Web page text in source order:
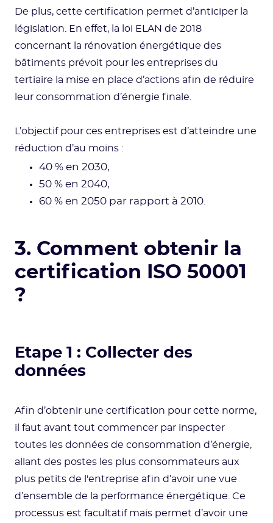
De plus, cette certification permet d’anticiper la
législation. En effet, la loi ELAN de 2018
concernant la rénovation énergétique des
bâtiments prévoit pour les entreprises du
tertiaire la mise en place d’actions afin de réduire
leur consommation d’énergie finale.
L’objectif pour ces entreprises est d’atteindre une
réduction d’au moins :
40 % en 2030,
50 % en 2040,
60 % en 2050 par rapport à 2010.
3. Comment obtenir la
certification ISO 50001
?
Etape 1 : Collecter des
données
Afin d’obtenir une certification pour cette norme,
il faut avant tout commencer par inspecter
toutes les données de consommation d’énergie,
allant des postes les plus consommateurs aux
plus petits de l'entreprise afin d’avoir une vue
d’ensemble de la performance énergétique. Ce
processus est facultatif mais permet d’avoir une